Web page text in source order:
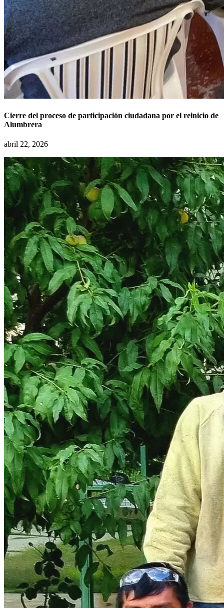
Cierre del proceso de participación ciudadana por el reinicio de
Alumbrera
abril 22, 2026